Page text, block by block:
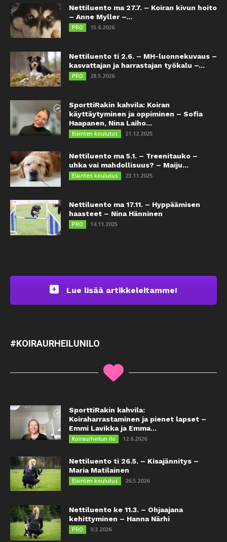
Nettiluento ma 27.7. – Koiran kivun hoito
– Anne Myller –...
PRO 15.6.2026
Nettiluento ti 2.6. – MH-luonnekuvaus –
kasvattajan ja harrastajan työkalu –...
PRO 28.5.2026
SporttiRakin kahvila: Koiran
käyttäytyminen ja oppiminen – Sofia
Haapanen, Nina Laiho...
Eläinten koulutus 21.12.2025
Nettiluento ma 5.1. – Treenitauko –
uhka vai mahdollisuus? – Maiju...
Eläinten koulutus 23.11.2025
Nettiluento ma 17.11. – Hyppäämisen
haasteet – Nina Hänninen
PRO 14.11.2025
Lue lisää artikkeleitamme!
#KOIRAURHEILUNILO
SporttiRakin kahvila:
Koiraharrastaminen ja pienet lapset –
Emmi Lavikka ja Emma...
Koiraurheilun ilo 12.6.2026
Nettiluento ti 26.5. – Kisajännitys –
Maria Matilainen
Eläinten koulutus 26.5.2026
Nettiluento ke 11.3. – Ohjaajana
kehittyminen – Hanna Närhi
PRO 9.3.2026